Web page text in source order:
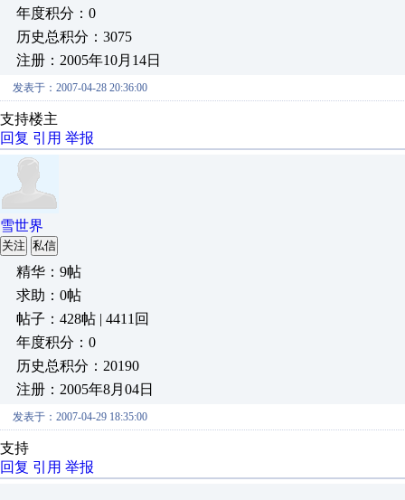
年度积分：0
历史总积分：3075
注册：2005年10月14日
发表于：2007-04-28 20:36:00
支持楼主
回复 引用 举报
雪世界
关注 私信
精华：9帖
求助：0帖
帖子：428帖 | 4411回
年度积分：0
历史总积分：20190
注册：2005年8月04日
发表于：2007-04-29 18:35:00
支持
回复 引用 举报